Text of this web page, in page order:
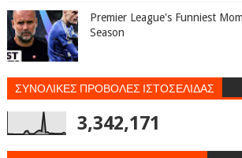
Premier League's Funniest
Season
ΣΥΝΟΛΙΚΕΣ ΠΡΟΒΟΛΕΣ ΙΣΤΟΣΕΛΙΔΑΣ
3,342,171